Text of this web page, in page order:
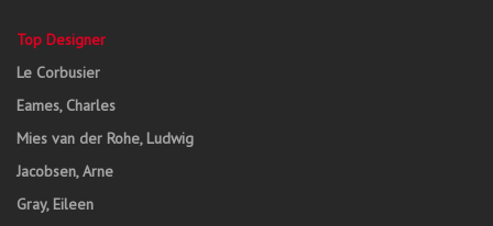
Top Designer
Le Corbusier
Eames, Charles
Mies van der Rohe, Ludwig
Jacobsen, Arne
Gray, Eileen